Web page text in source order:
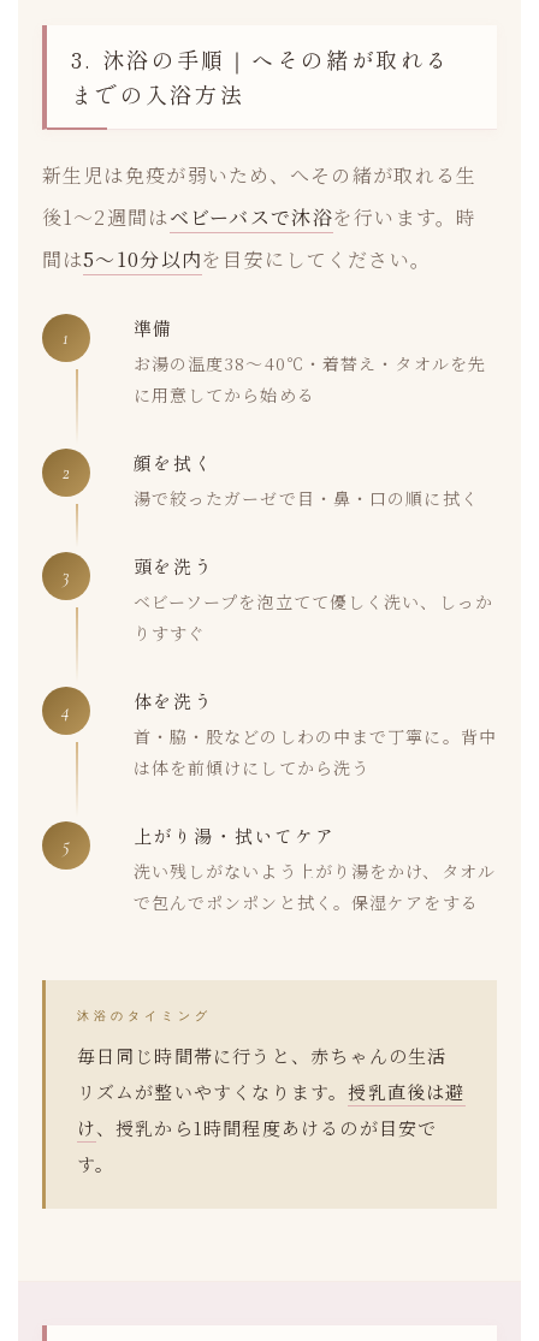
3. 沐浴の手順｜へその緒が取れる
までの入浴方法
新生児は免疫が弱いため、へその緒が取れる生
後1〜2週間はベビーバスで沐浴を行います。時
間は5〜10分以内を目安にしてください。
1 準備
お湯の温度38〜40℃・着替え・タオルを先
に用意してから始める
2 顔を拭く
湯で絞ったガーゼで目・鼻・口の順に拭く
3 頭を洗う
ベビーソープを泡立てて優しく洗い、しっか
りすすぐ
4 体を洗う
首・脇・股などのしわの中まで丁寧に。背中
は体を前傾けにしてから洗う
5 上がり湯・拭いてケア
洗い残しがないよう上がり湯をかけ、タオル
で包んでポンポンと拭く。保湿ケアをする
沐浴のタイミング
毎日同じ時間帯に行うと、赤ちゃんの生活
リズムが整いやすくなります。授乳直後は避
け、授乳から1時間程度あけるのが目安で
す。